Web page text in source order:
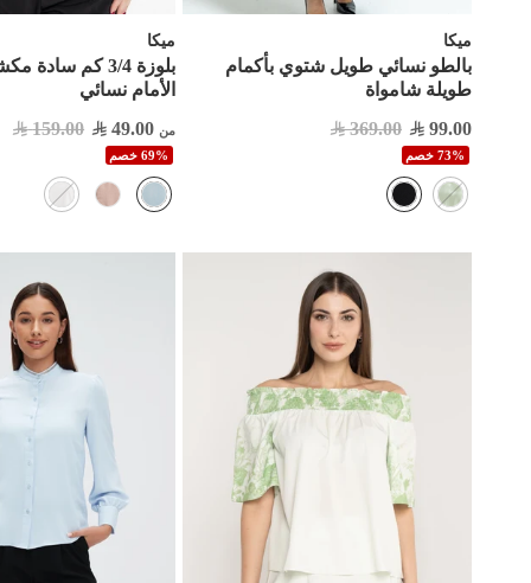
ميكا
بالطو نسائي طويل شتوي بأكمام
طويلة شامواة
99.00
369.00
73% خصم
ميكا
بلوزة 3/4 كم
الأمام نسائي
من 49.00
159.00
69% خصم